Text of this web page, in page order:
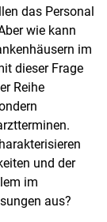
das Personal
wie kann
im
dieser Frage
Reihe
und der
im
aus?